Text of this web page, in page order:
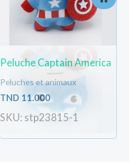
Peluche Captain America
Peluches et animaux
TND 11.000
SKU: stp23815-1